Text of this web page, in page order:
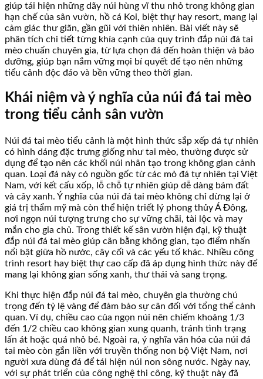
giúp tái hiện những dãy núi hùng vĩ thu nhỏ trong không gian
hạn chế của sân vườn, hồ cá Koi, biệt thự hay resort, mang lại
cảm giác thư giãn, gần gũi với thiên nhiên. Bài viết này sẽ
phân tích chi tiết từng khía cạnh của quy trình đắp núi đá tai
mèo chuẩn chuyên gia, từ lựa chọn đá đến hoàn thiện và bảo
dưỡng, giúp bạn nắm vững mọi bí quyết để tạo nên những
tiểu cảnh độc đáo và bền vững theo thời gian.
Khái niệm và ý nghĩa của núi đá tai mèo
trong tiểu cảnh sân vườn
Núi đá tai mèo tiểu cảnh là một hình thức sắp xếp đá tự nhiên
có hình dáng đặc trưng giống như tai mèo, thường được sử
dụng để tạo nên các khối núi nhân tạo trong không gian cảnh
quan. Loại đá này có nguồn gốc từ các mỏ đá tự nhiên tại Việt
Nam, với kết cấu xốp, lỗ chỗ tự nhiên giúp dễ dàng bám đất
và cây xanh. Ý nghĩa của núi đá tai mèo không chỉ dừng lại ở
giá trị thẩm mỹ mà còn thể hiện triết lý phong thủy Á Đông,
nơi ngọn núi tượng trưng cho sự vững chãi, tài lộc và may
mắn cho gia chủ. Trong thiết kế sân vườn hiện đại, kỹ thuật
đắp núi đá tai mèo giúp cân bằng không gian, tạo điểm nhấn
nổi bật giữa hồ nước, cây cối và các yếu tố khác. Nhiều công
trình resort hay biệt thự cao cấp đã áp dụng hình thức này để
mang lại không gian sống xanh, thư thái và sang trọng.
Khi thực hiện đắp núi đá tai mèo, chuyên gia thường chú
trọng đến tỷ lệ vàng để đảm bảo sự cân đối với tổng thể cảnh
quan. Ví dụ, chiều cao của ngọn núi nên chiếm khoảng 1/3
đến 1/2 chiều cao không gian xung quanh, tránh tình trạng
lấn át hoặc quá nhỏ bé. Ngoài ra, ý nghĩa văn hóa của núi đá
tai mèo còn gắn liền với truyền thống non bộ Việt Nam, nơi
người xưa dùng đá để tái hiện núi non sông nước. Ngày nay,
với sự phát triển của công nghệ thi công, kỹ thuật này đã